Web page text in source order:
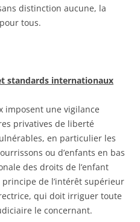
distinction aucune, la
tous.
standards internationaux
imposent une vigilance
privatives de liberté
en particulier les
ou d’enfants en bas
des droits de l’enfant
principe de l’intérêt supérieur
qui doit irriguer toute
le concernant.